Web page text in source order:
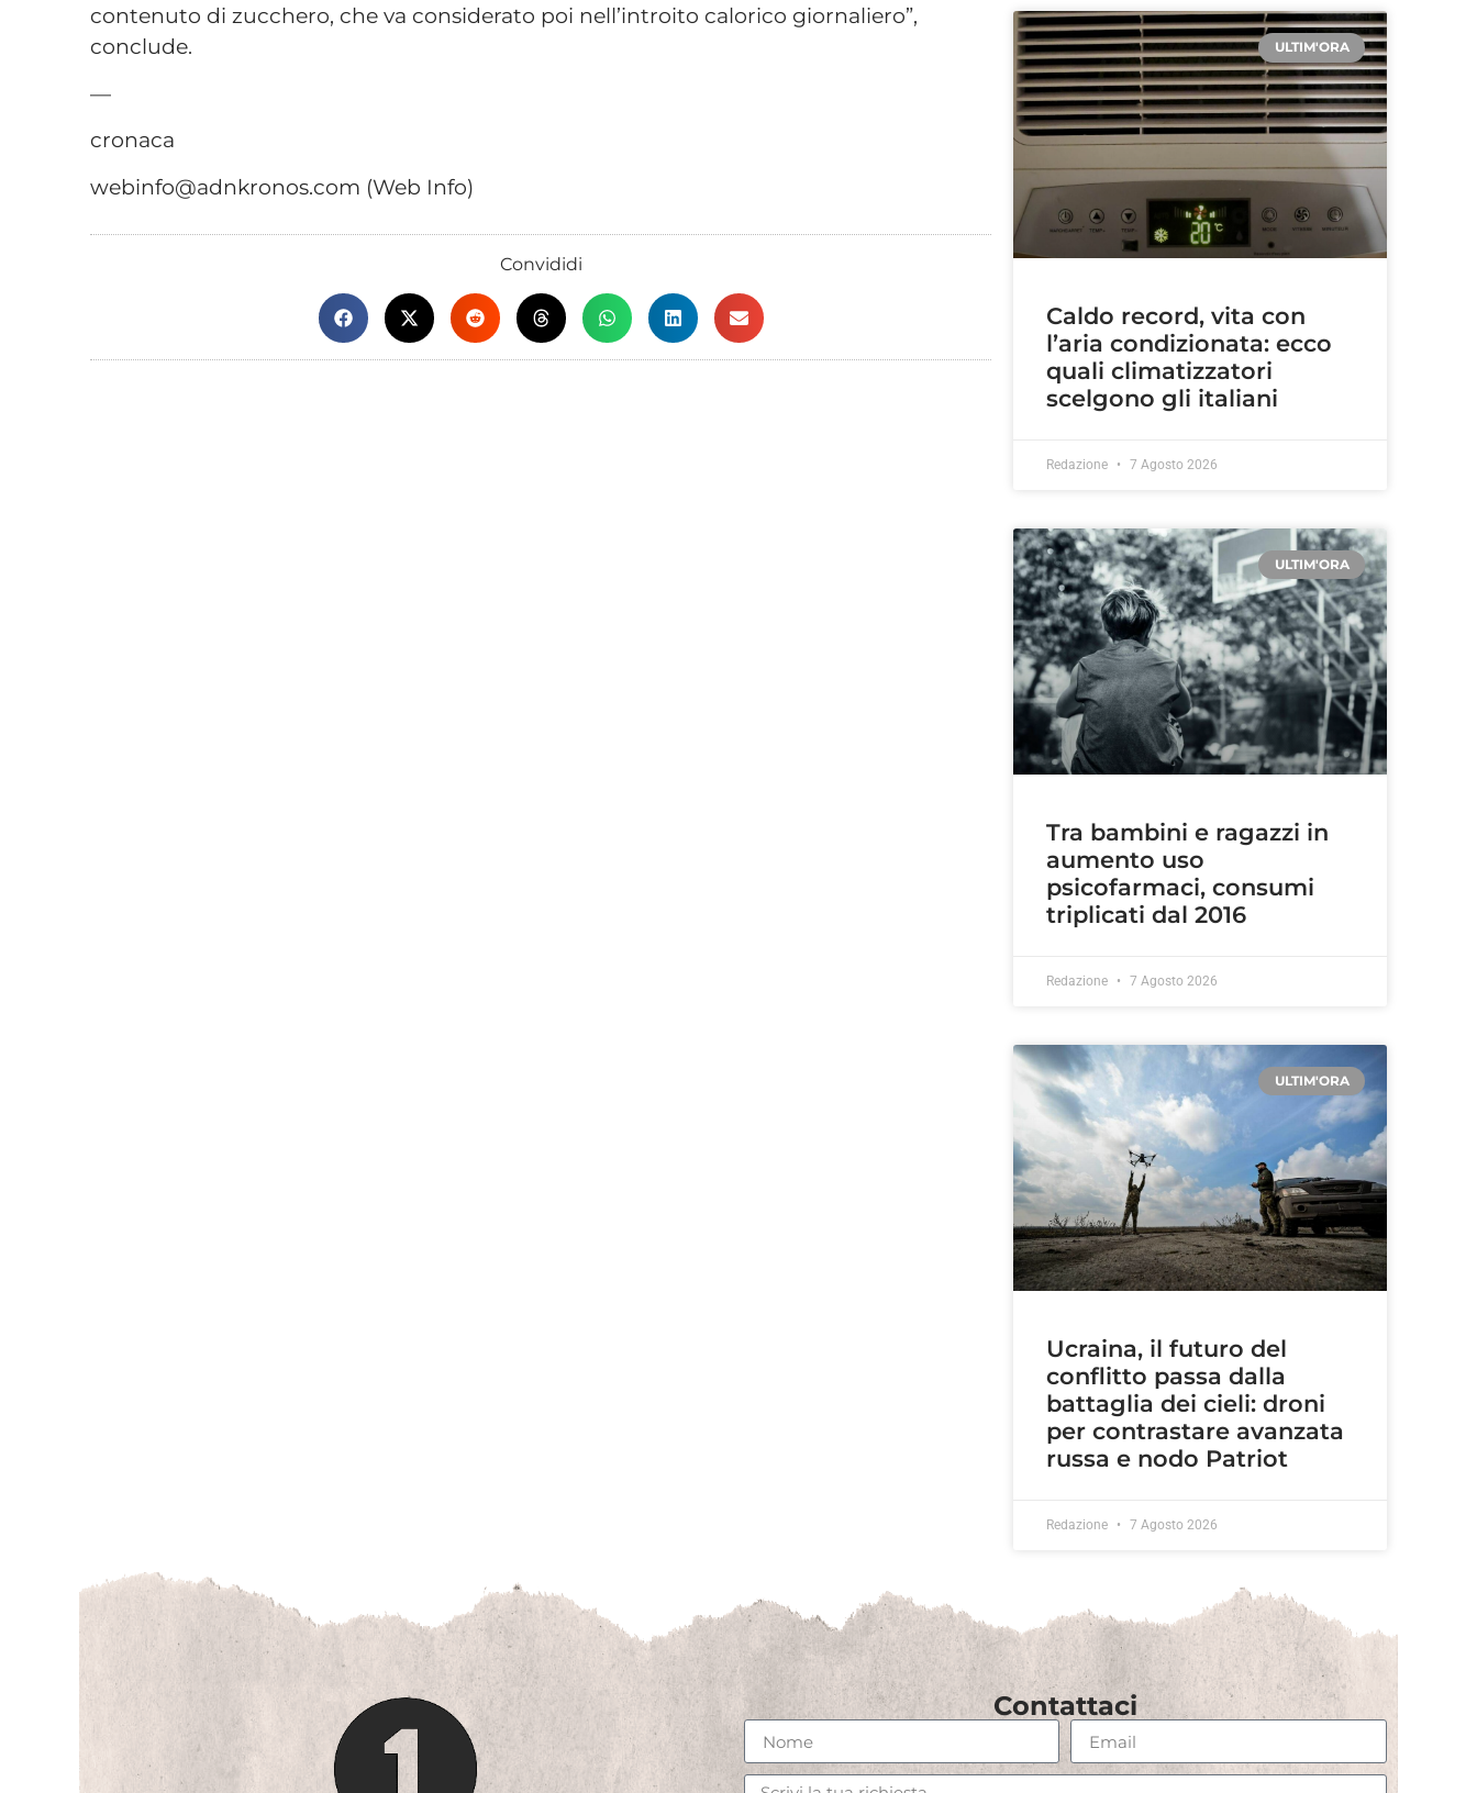
contenuto di zucchero, che va considerato poi nell’introito calorico giornaliero”,
conclude.
—
cronaca
webinfo@adnkronos.com (Web Info)
Convididi
ULTIM'ORA
Caldo record, vita con
l’aria condizionata: ecco
quali climatizzatori
scelgono gli italiani
Redazione 7 Agosto 2026
ULTIM'ORA
Tra bambini e ragazzi in
aumento uso
psicofarmaci, consumi
triplicati dal 2016
Redazione 7 Agosto 2026
ULTIM'ORA
Ucraina, il futuro del
conflitto passa dalla
battaglia dei cieli: droni
per contrastare avanzata
russa e nodo Patriot
Redazione 7 Agosto 2026
Contattaci